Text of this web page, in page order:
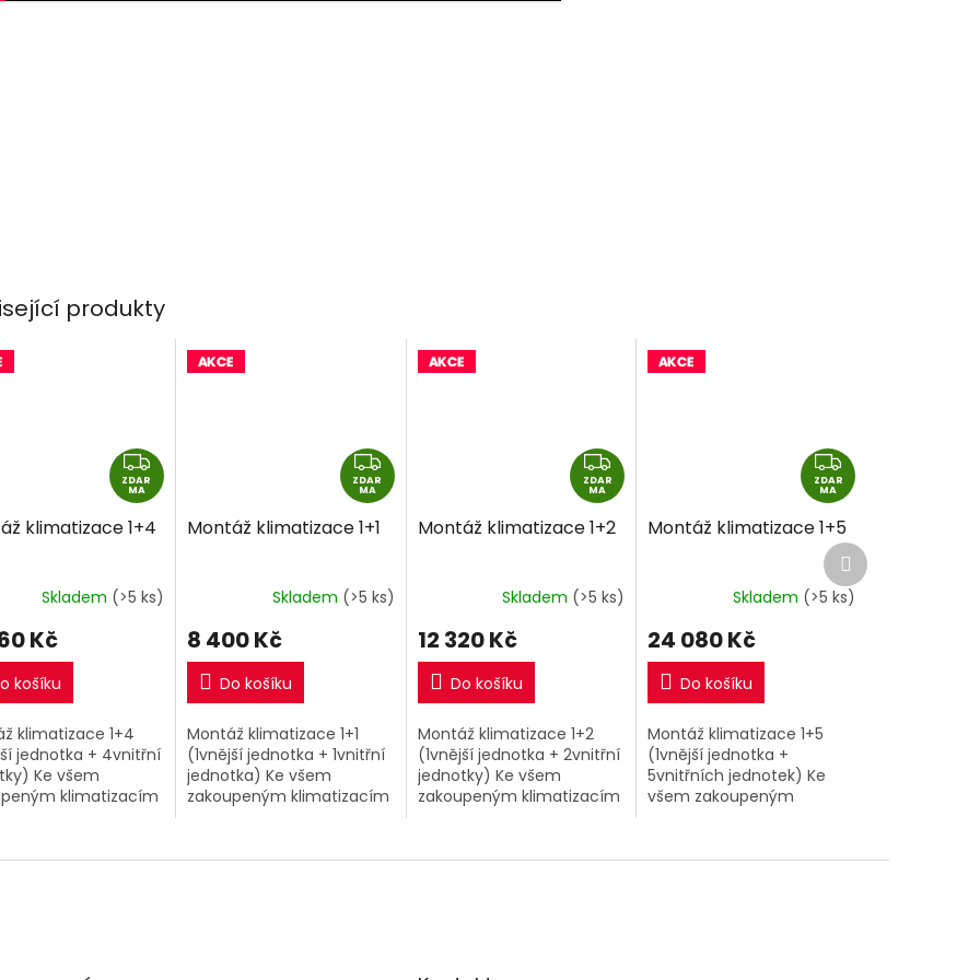
produkty
Z
D
R
A
ZDAR
MA
klimatizace 1+4
Skladem (>5 ks)
Kč
košíku
klimatizace 1+4
jednotka + 4vnitřní
Ke všem
klimatizacím
montáž za
Z
D
R
A
ZDAR
MA
Montáž klimatizace 1+1
Skladem (>5 ks)
8 400 Kč
Do košíku
Montáž klimatizace 1+1
(1vnější jednotka + 1vnitřní
jednotka) Ke všem
zakoupeným klimatizacím
kompletní montáž za
Z
D
R
A
ZDAR
MA
Montáž klimatizace 1+2
Skladem (>5 ks)
12 320 Kč
Do košíku
Montáž klimatizace 1+2
(1vnější jednotka + 2vnitřní
jednotky) Ke všem
zakoupeným klimatizacím
kompletní montáž za
Z
D
R
M
A
ZDAR
MA
Montáž klimatizace 1+5
Skladem (>5 ks)
24 080 Kč
Do košíku
Montáž klimatizace 1+5
(1vnější jednotka +
5vnitřních jednotek) Ke
všem zakoupeným
přiobjednat nyní kompletní
Další
produkt